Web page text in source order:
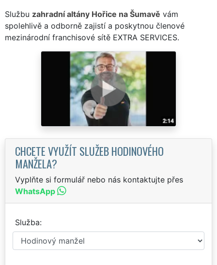
Službu zahradní altány Hořice na Šumavě vám
spolehlivě a odborně zajistí a poskytnou členové
mezinárodní franchisové sítě EXTRA SERVICES.
CHCETE VYUŽÍT SLUŽEB HODINOVÉHO
MANŽELA?
Vyplňte si formulář nebo nás kontaktujte přes
WhatsApp
Služba